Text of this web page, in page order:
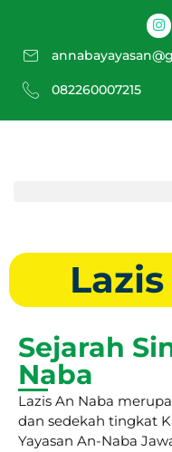
082260007215
Sejarah
Naba
Lazis An Naba
dan sedekah tingkat
Yayasan An-Naba